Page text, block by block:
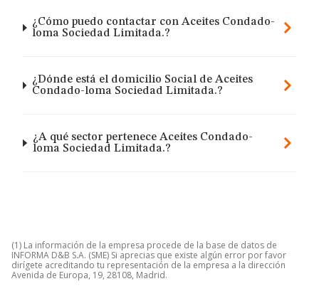
¿Cómo puedo contactar con Aceites Condado-
loma Sociedad Limitada.?
¿Dónde está el domicilio Social de Aceites
Condado-loma Sociedad Limitada.?
¿A qué sector pertenece Aceites Condado-
loma Sociedad Limitada.?
(1) La información de la empresa procede de la base de datos de
INFORMA D&B S.A. (SME) Si aprecias que existe algún error por favor
dirígete acreditando tu representación de la empresa a la dirección
Avenida de Europa, 19, 28108, Madrid.